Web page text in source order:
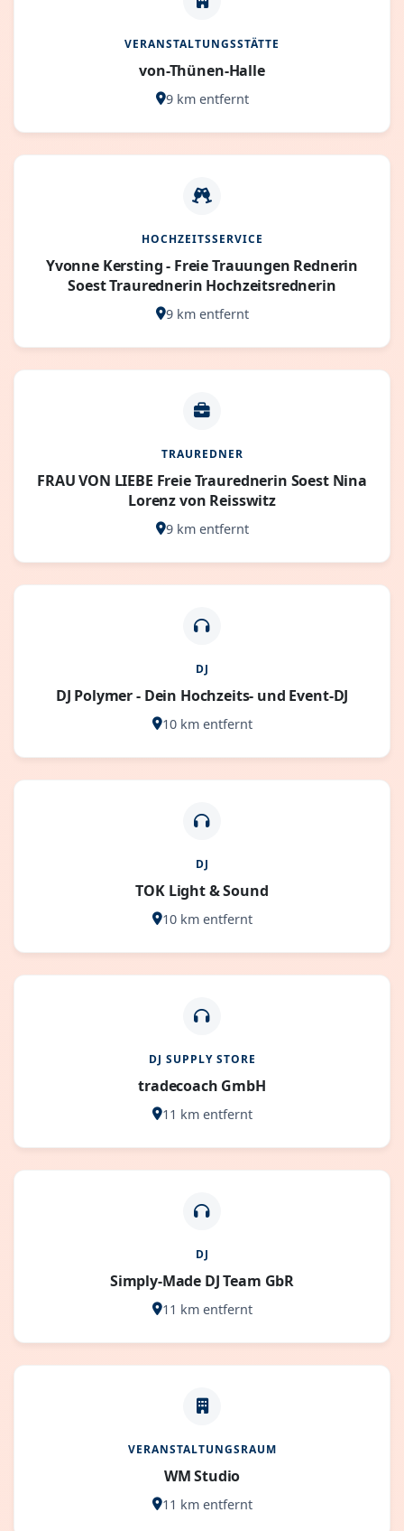
VERANSTALTUNGSSTÄTTE
von-Thünen-Halle
9 km entfernt
HOCHZEITSSERVICE
Yvonne Kersting - Freie Trauungen Rednerin
Soest Traurednerin Hochzeitsrednerin
9 km entfernt
TRAUREDNER
FRAU VON LIEBE Freie Traurednerin Soest Nina
Lorenz von Reisswitz
9 km entfernt
DJ
DJ Polymer - Dein Hochzeits- und Event-DJ
10 km entfernt
DJ
TOK Light & Sound
10 km entfernt
DJ SUPPLY STORE
tradecoach GmbH
11 km entfernt
DJ
Simply-Made DJ Team GbR
11 km entfernt
VERANSTALTUNGSRAUM
WM Studio
11 km entfernt